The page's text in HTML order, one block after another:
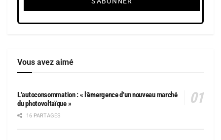
Vous avez aimé
L’autoconsommation : « l’émergence d’un nouveau marché
du photovoltaïque »
16 PARTAGES